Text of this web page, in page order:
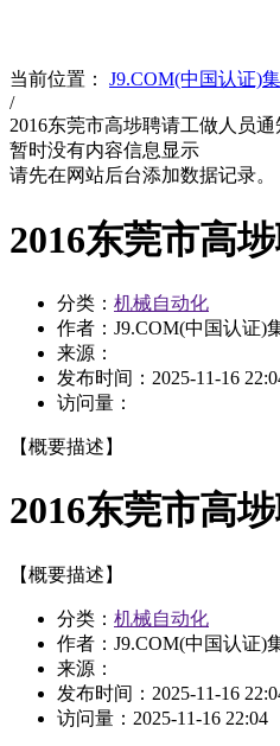
当前位置： J9.COM(中国认证)
/
2016东莞市高埗聘请工做人员通
暂时没有内容信息显示
请先在网站后台添加数据记录。
2016东莞市高
分类： 机械自动化
作者：J9.COM(中国认证)
来源：
发布时间： 2025-11-16
访问量：
【概要描述】
2016东莞市高
【概要描述】
分类： 机械自动化
作者：J9.COM(中国认证)
来源：
发布时间： 2025-11-16
访问量： 2025-11-16 22:04